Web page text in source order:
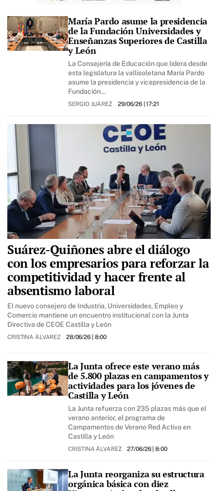
María Pardo asume la presidencia
de la Fundación Universidades y
Enseñanzas Superiores de Castilla
y León
La Consejería de Educación que lidera desde
esta legislatura la vallisoletana María Pardo
asume la presidencia y vicepresidencia de la
Fundación…
SERGIO JUÁREZ 29/06/26| 17:21
Suárez-Quiñones abre el diálogo
con los empresarios para reforzar la
competitividad y hacer frente al
absentismo laboral
El nuevo consejero de Industria, Universidades, Empleo y
Comercio mantiene un encuentro institucional con la Junta
Directiva de CEOE Castilla y León
CRISTINA ÁLVAREZ 28/06/26 | 8:00
La Junta ofrece este verano más
de 5.800 plazas en campamentos y
actividades para los jóvenes de
Castilla y León
La Junta refuerza con 235 plazas más que el
verano anterior, el programa de
Campamentos de Verano Red Activa en
Castilla y León
CRISTINA ÁLVAREZ 27/06/26| 8:00
La Junta reorganiza su estructura
orgánica básica con diez